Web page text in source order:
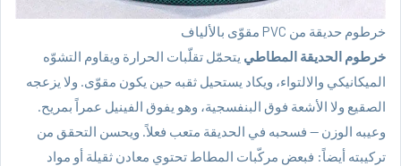
خرطوم حديقة من PVC مقوّى بالألياف
خرطوم الحديقة المطاطي يتحمّل تقلّبات الحرارة ويقاوم التشوّه
الميكانيكي والالتواء، ويكاد يستحيل ثقبه حين يكون مقوّى. ولا يزعجه
الصقيع ولا الأشعة فوق البنفسجية، وهو يفوق الفينيل عمراً بمريح.
وعيبه الوزن — فسحبه في الحديقة متعب فعلاً. ويحسن التحقق من
تركيبته أيضاً: فبعض مركّبات المطاط تحتوي معادن ثقيلة أو مواد